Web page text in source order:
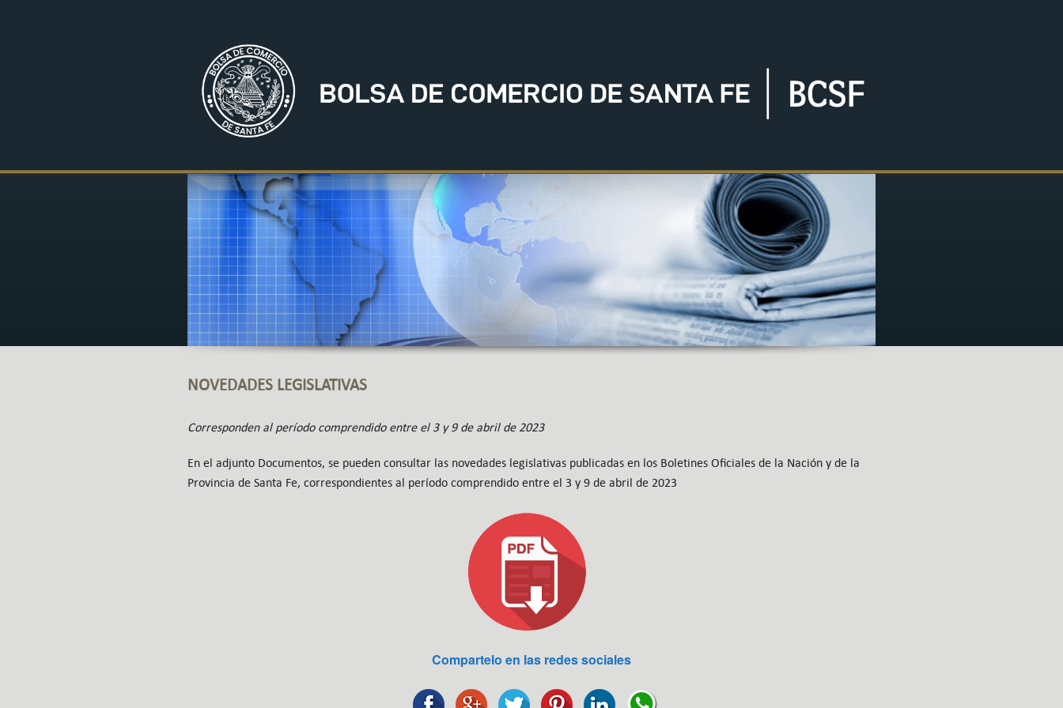
NOVEDADES LEGISLATIVAS
Corresponden al período comprendido entre el 3 y 9 de abril de 2023
En el adjunto Documentos, se pueden consultar las novedades legislativas publicadas en los Boletines Oficiales de la Nación y de la
Provincia de Santa Fe, correspondientes al período comprendido entre el 3 y 9 de abril de 2023
Compartelo en las redes sociales